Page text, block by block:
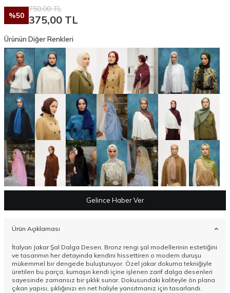
%50
750,00TL
375,00 TL
Ürünün Diğer Renkleri
Gelince Haber Ver
Ürün Açıklaması
İtalyan Jakar Şal Dalga Desen, Bronz rengi şal modellerinin estetiğini
ve tasarımın her detayında kendini hissettiren o modern duruşu
mükemmel bir dengede buluşturuyor. Özel jakar dokuma tekniğiyle
üretilen bu parça, kumaşın kendi içine işlenen zarif dalga desenleri
sayesinde zamansız bir şıklık sunar. Dokusundaki kaliteyle ön plana
çıkan yapısı, şıklığınızı en net haliyle yansıtmanız için tasarlandı.